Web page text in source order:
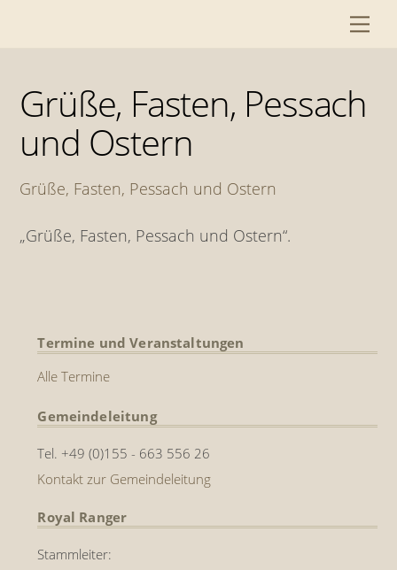
Grüße, Fasten, Pessach
und Ostern
Grüße, Fasten, Pessach und Ostern
„Grüße, Fasten, Pessach und Ostern“.
Termine und Veranstaltungen
Alle Termine
Gemeindeleitung
Tel. +49 (0)155 - 663 556 26
Kontakt zur Gemeindeleitung
Royal Ranger
Stammleiter: